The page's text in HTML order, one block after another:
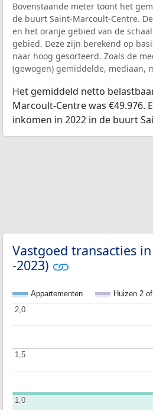
Bovenstaande meter toont het
de buurt Saint-Marcoult-Centre.
en het oranje gebied van de
gebied. Deze zijn berekend op
naar hoog gesorteerd. Zoals de
(gewogen) gemiddelde, mediaan,
Het gemiddeld netto
Marcoult-Centre was
inkomen in 2022 in de buurt
Vastgoed transacties
-2023)
Appartementen Huizen 2
1,0
1,0
1,5
1,5
2,0
2,0